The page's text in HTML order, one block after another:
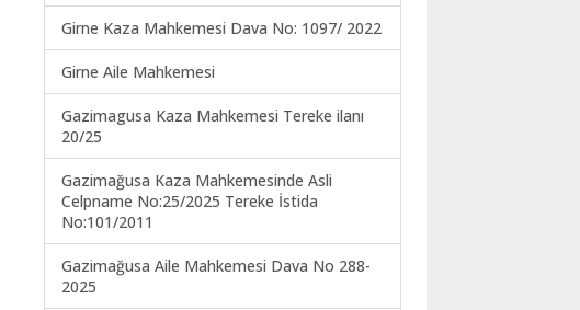
Girne Kaza Mahkemesi Dava No: 1097/ 2022
Girne Aile Mahkemesi
Gazimagusa Kaza Mahkemesi Tereke ilanı
20/25
Gazimağusa Kaza Mahkemesinde Asli
Celpname No:25/2025 Tereke İstida
No:101/2011
Gazimağusa Aile Mahkemesi Dava No 288-
2025